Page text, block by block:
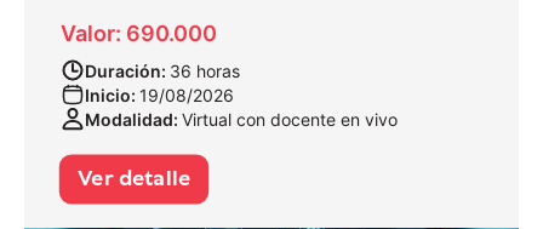
Valor: 690.000
Duración: 36 horas
Inicio: 19/08/2026
Modalidad: Virtual con docente en vivo
Ver detalle